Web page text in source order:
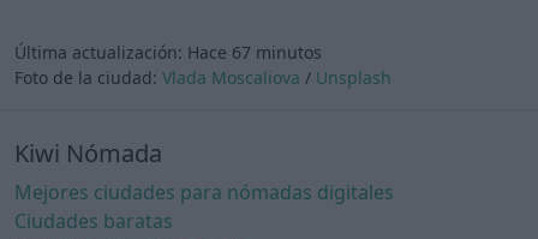
Última actualización: Hace 67 minutos
Foto de la ciudad: Vlada Moscaliova / Unsplash
Kiwi Nómada
Mejores ciudades para nómadas digitales
Ciudades baratas